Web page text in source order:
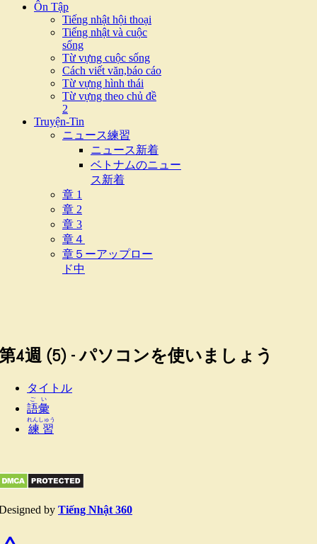
Ôn Tập
Tiếng nhật hội thoại
Tiếng nhật và cuộc
sống
Từ vựng cuộc sống
Cách viết văn,báo cáo
Từ vựng hình thái
Từ vựng theo chủ đề
2
Truyện-Tin
ニュース練習
ニュース新着
ベトナムのニュー
ス新着
章 1
章 2
章 3
章４
章５ーアップロー
ド中
4週 (5) - パソコンを使いましょう
タイトル
語彙
ごい
練習
れんしゅう
by Tiếng Nhật 360